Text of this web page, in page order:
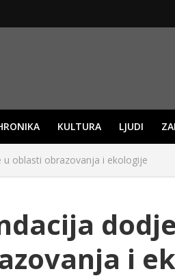
KULTURA LJUDI
oblasti obrazovanja i ekologije
i